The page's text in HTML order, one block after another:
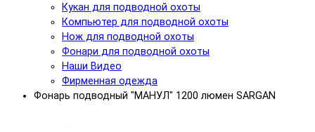
Кукан для подводной охоты
Компьютер для подводной охоты
Нож для подводной охоты
Фонари для подводной охоты
Наши Видео
Фирменная одежда
Фонарь подводный "МАНУЛ" 1200 люмен SARGAN